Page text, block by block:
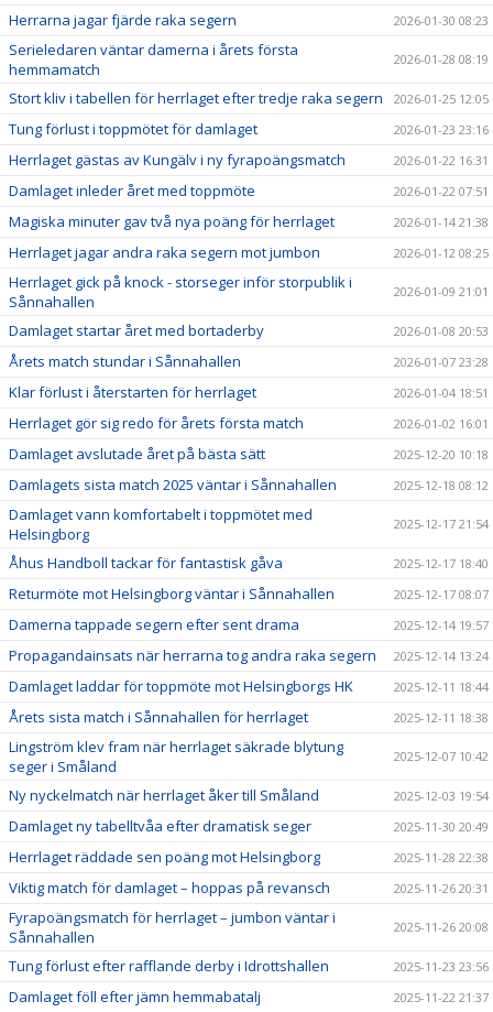
Herrarna jagar fjärde raka segern 2026-01-30 08:23
Serieledaren väntar damerna i årets första
hemmamatch
2026-01-28 08:19
Stort kliv i tabellen för herrlaget efter tredje raka segern 2026-01-25 12:05
Tung förlust i toppmötet för damlaget 2026-01-23 23:16
Herrlaget gästas av Kungälv i ny fyrapoängsmatch 2026-01-22 16:31
Damlaget inleder året med toppmöte 2026-01-22 07:51
Magiska minuter gav två nya poäng för herrlaget 2026-01-14 21:38
Herrlaget jagar andra raka segern mot jumbon 2026-01-12 08:25
Herrlaget gick på knock - storseger inför storpublik i
Sånnahallen
2026-01-09 21:01
Damlaget startar året med bortaderby 2026-01-08 20:53
Årets match stundar i Sånnahallen 2026-01-07 23:28
Klar förlust i återstarten för herrlaget 2026-01-04 18:51
Herrlaget gör sig redo för årets första match 2026-01-02 16:01
Damlaget avslutade året på bästa sätt 2025-12-20 10:18
Damlagets sista match 2025 väntar i Sånnahallen 2025-12-18 08:12
Damlaget vann komfortabelt i toppmötet med
Helsingborg
2025-12-17 21:54
Åhus Handboll tackar för fantastisk gåva 2025-12-17 18:40
Returmöte mot Helsingborg väntar i Sånnahallen 2025-12-17 08:07
Damerna tappade segern efter sent drama 2025-12-14 19:57
Propagandainsats när herrarna tog andra raka segern 2025-12-14 13:24
Damlaget laddar för toppmöte mot Helsingborgs HK 2025-12-11 18:44
Årets sista match i Sånnahallen för herrlaget 2025-12-11 18:38
Lingström klev fram när herrlaget säkrade blytung
seger i Småland
2025-12-07 10:42
Ny nyckelmatch när herrlaget åker till Småland 2025-12-03 19:54
Damlaget ny tabelltvåa efter dramatisk seger 2025-11-30 20:49
Herrlaget räddade sen poäng mot Helsingborg 2025-11-28 22:38
Viktig match för damlaget – hoppas på revansch 2025-11-26 20:31
Fyrapoängsmatch för herrlaget – jumbon väntar i
Sånnahallen
2025-11-26 20:08
Tung förlust efter rafflande derby i Idrottshallen 2025-11-23 23:56
Damlaget föll efter jämn hemmabatalj 2025-11-22 21:37